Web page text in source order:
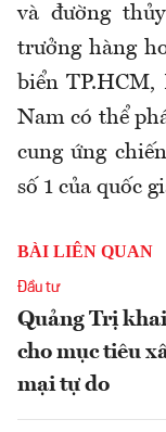
và đường
trưởng hàng
biển TP.HCM,
Nam có thể
cung ứng
số 1 của quốc
BÀI LIÊN QUAN
Đầu tư
Quảng Trị
cho mục tiêu
mại tự do